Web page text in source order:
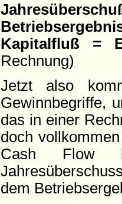
Kapitalfluß =
Rechnung)
Jetzt also
Gewinnbegriffe,
das in einer
doch
Cash Flow
dem